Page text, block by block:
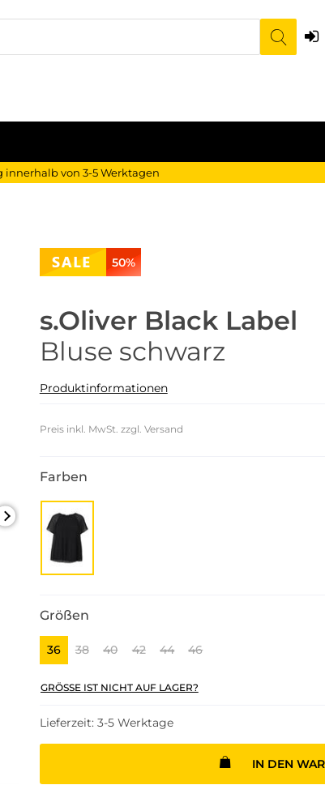
innerhalb von 3-5 Werktagen
50%
s.Oliver Black Label
Bluse schwarz
Produktinformationen
Preis inkl. MwSt. zzgl. Versand
Farben
Größen
36 38 40 42 44 46
GRÖSSE IST NICHT AUF LAGER?
Lieferzeit: 3-5 Werktage
IN DEN